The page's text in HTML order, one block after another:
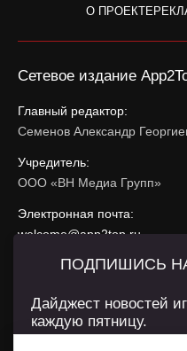
О ПРОЕКТЕ
Сетевое издание
Главный редактор:
Семенов Александр
Учредитель:
ООО «ВН Медиа Групп»
Электронная почта:
welcome@app2top.ru
При использовании
Сайт использует IP адреса,
ПОДПИШИСЬ
Дайджест новостей
каждую пятницу.